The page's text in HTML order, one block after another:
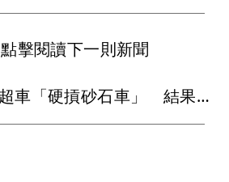
點擊閱讀下一則新聞
轎車駕駛路怒反超車「硬摃砂石車」 結果變成稀巴爛